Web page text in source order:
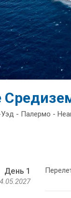
Уэд - Палермо -
День 1